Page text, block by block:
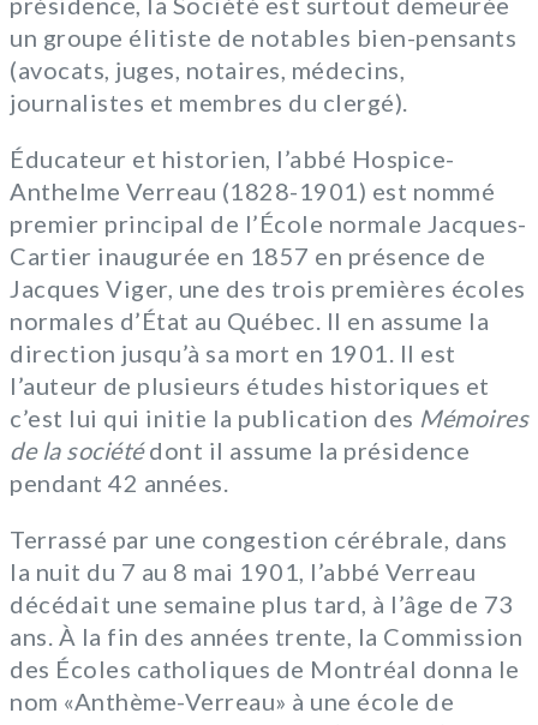
un groupe élitiste de notables bien-pensants
(avocats, juges, notaires, médecins,
journalistes et membres du clergé).
Éducateur et historien, l’abbé Hospice-
Anthelme Verreau (1828-1901) est nommé
premier principal de l’École normale Jacques-
Cartier inaugurée en 1857 en présence de
Jacques Viger, une des trois premières écoles
normales d’État au Québec. Il en assume la
direction jusqu’à sa mort en 1901. Il est
l’auteur de plusieurs études historiques et
c’est lui qui initie la publication des Mémoires
de la sociétédont il assume la présidence
pendant 42 années.
Terrassé par une congestion cérébrale, dans
la nuit du 7 au 8 mai 1901, l’abbé Verreau
décédait une semaine plus tard, à l’âge de 73
ans. À la fin des années trente, la Commission
des Écoles catholiques de Montréal donna le
nom «Anthème-Verreau» à une école de